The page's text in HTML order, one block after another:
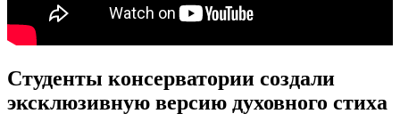
Студенты консерватории создали
эксклюзивную версию духовного стиха